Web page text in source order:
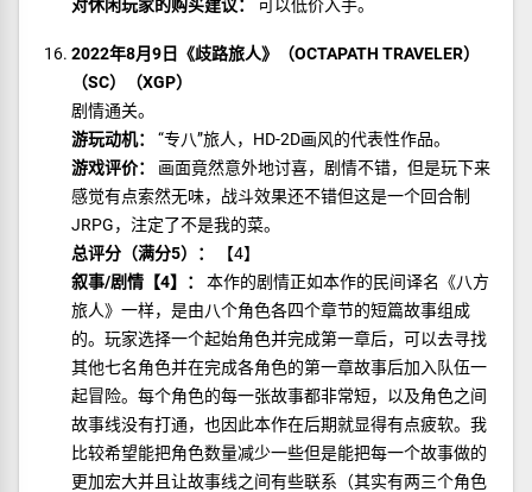
对休闲玩家的购买建议： 可以低价入手。
2022年8月9日《歧路旅人》（OCTAPATH TRAVELER）
（SC）（XGP）
剧情通关。
游玩动机：
“专八”旅人，HD-2D画风的代表性作品。
游戏评价：
画面竟然意外地讨喜，剧情不错，但是玩下来
感觉有点索然无味，战斗效果还不错但这是一个回合制
JRPG，注定了不是我的菜。
总评分（满分5）：
【4】
叙事/剧情【4】：
本作的剧情正如本作的民间译名《八方
旅人》一样，是由八个角色各四个章节的短篇故事组成
的。玩家选择一个起始角色并完成第一章后，可以去寻找
其他七名角色并在完成各角色的第一章故事后加入队伍一
起冒险。每个角色的每一张故事都非常短，以及角色之间
故事线没有打通，也因此本作在后期就显得有点疲软。我
比较希望能把角色数量减少一些但是能把每一个故事做的
更加宏大并且让故事线之间有些联系（其实有两三个角色